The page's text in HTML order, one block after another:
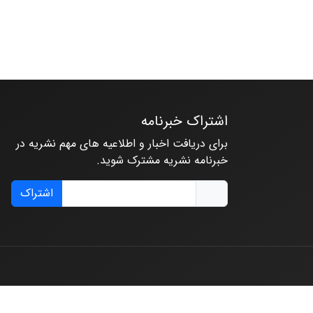
اشتراک خبرنامه
برای دریافت اخبار و اطلاعیه های مهم نشریه در
خبرنامه نشریه مشترک شوید.
اشتراک